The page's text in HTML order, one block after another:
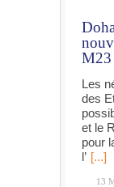
M23
Les
des
et le
pour
l’ [...]
13